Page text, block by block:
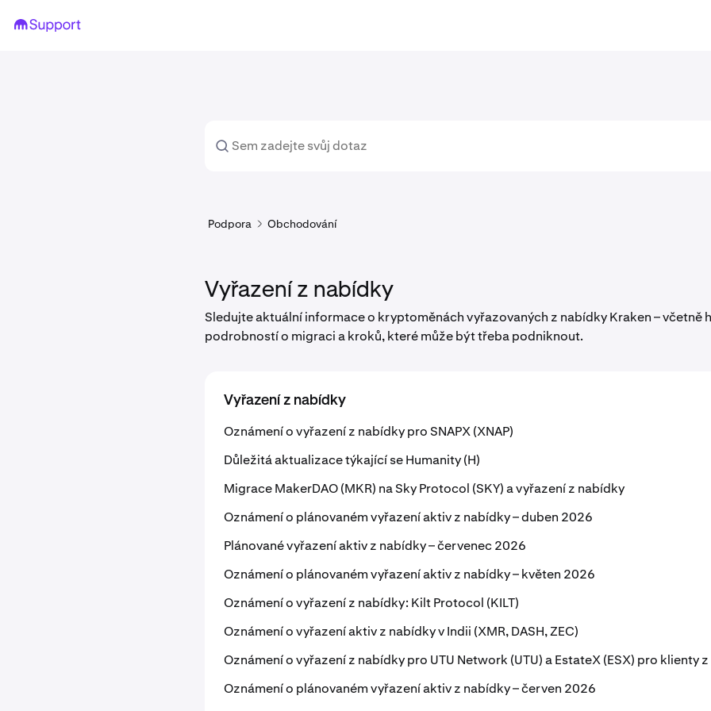
Podpora Obchodování
Vyřazení z nabídky
Sledujte aktuální informace o kryptoměnách vyřazovaných z nabídky Kraken – včetně
podrobností o migraci a kroků, které může být třeba podniknout.
Vyřazení z nabídky
Oznámení o vyřazení z nabídky pro SNAPX (XNAP)
Důležitá aktualizace týkající se Humanity (H)
Migrace MakerDAO (MKR) na Sky Protocol (SKY) a vyřazení z nabídky
Oznámení o plánovaném vyřazení aktiv z nabídky – duben 2026
Plánované vyřazení aktiv z nabídky – červenec 2026
Oznámení o plánovaném vyřazení aktiv z nabídky – květen 2026
Oznámení o vyřazení z nabídky: Kilt Protocol (KILT)
Oznámení o vyřazení aktiv z nabídky v Indii (XMR, DASH, ZEC)
Oznámení o vyřazení z nabídky pro UTU Network (UTU) a EstateX (ESX) pro klienty z
Oznámení o plánovaném vyřazení aktiv z nabídky – červen 2026